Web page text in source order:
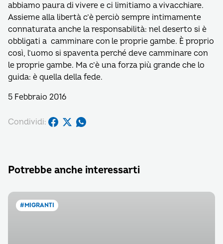
abbiamo paura di vivere e ci limitiamo a vivacchiare.
Assieme alla libertà c’è perciò sempre intimamente
connaturata anche la responsabilità: nel deserto si è
obbligati a camminare con le proprie gambe. È proprio
così, l’uomo si spaventa perché deve camminare con
le proprie gambe. Ma c’è una forza più grande che lo
guida: è quella della fede.
5 Febbraio 2016
Condividi:
Potrebbe anche interessarti
#MIGRANTI